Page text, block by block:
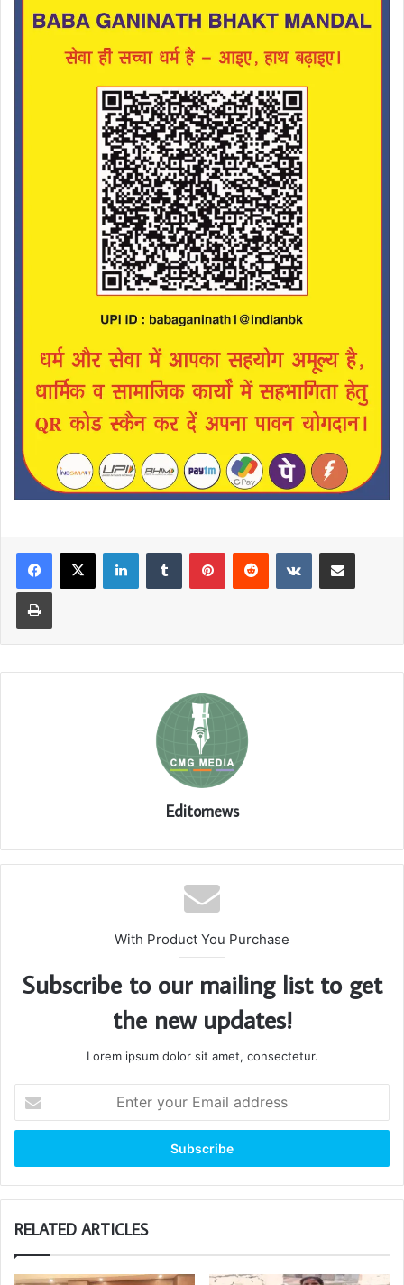
LinkedInTumblr PinterestReddit VKontakteShare via Email
Print
Editornews
With Product You Purchase
Subscribe to our mailing list to get
the new updates!
Lorem ipsum dolor sit amet, consectetur.
your
Email
RELATED ARTICLES